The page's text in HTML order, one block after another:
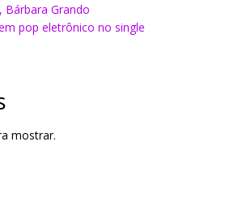
Bárbara Grando
pop eletrônico no single
mostrar.